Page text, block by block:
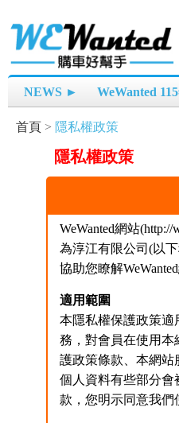
NEWS ► WeWanted
首頁 > 隱私權政策
隱私權政策
WeWanted網站(http://
為淳江有限公司(以
協助您瞭解
適用範圍
本隱私權保護政策適
務，對會員在使用本
護政策條款、本網站
個人資料有些部分會
款，您明示同意我們